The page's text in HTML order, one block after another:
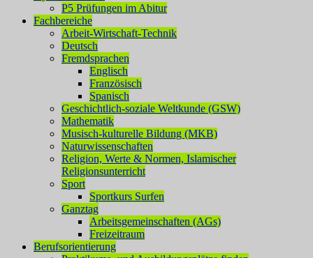
P5 Prüfungen im Abitur
Fachbereiche
Arbeit-Wirtschaft-Technik
Deutsch
Fremdsprachen
Englisch
Französisch
Spanisch
Geschichtlich-soziale Weltkunde (GSW)
Mathematik
Musisch-kulturelle Bildung (MKB)
Naturwissenschaften
Religion, Werte & Normen, Islamischer
Religionsunterricht
Sport
Sportkurs Surfen
Ganztag
Arbeitsgemeinschaften (AGs)
Freizeitraum
Berufsorientierung